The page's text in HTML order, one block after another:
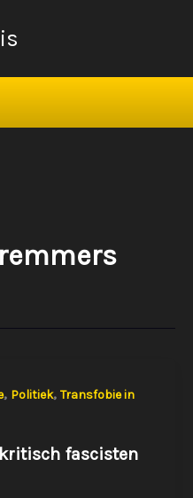
, Politiek, Transfobie in
fascisten